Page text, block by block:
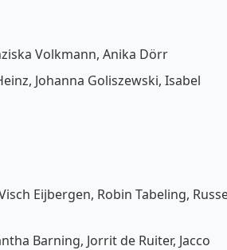
Volkmann, Anika Dörr
Johanna Goliszewski, Isabel
Eijbergen, Robin Tabeling,
Barning, Jorrit de Ruiter, Jacco